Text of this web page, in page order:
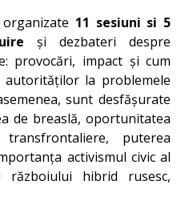
11 sesiuni si 5
și dezbateri despre
provocări, impact și cum
la problemele
sunt desfășurate
de breaslă, oportunitatea
puterea
activismul civic al
hibrid rusesc,